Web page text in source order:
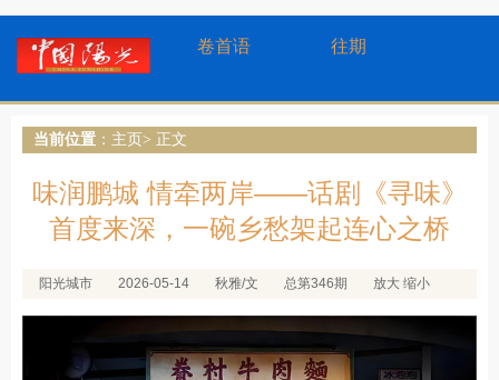
卷首语 往期
当前位置 ： 主页> 正文
味润鹏城 情牵两岸——话剧《寻味》
首度来深，一碗乡愁架起连心之桥
阳光城市 2026-05-14 秋雅/文 总第346期 放大 缩小